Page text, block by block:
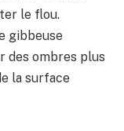
le flou.
gibbeuse
des ombres plus
la surface